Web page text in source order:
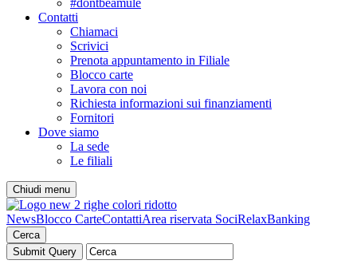
#dontbeamule
Contatti
Chiamaci
Scrivici
Prenota appuntamento in Filiale
Blocco carte
Lavora con noi
Richiesta informazioni sui finanziamenti
Fornitori
Dove siamo
La sede
Le filiali
Chiudi menu
NewsBlocco CarteContattiArea riservata SociRelaxBanking
Cerca